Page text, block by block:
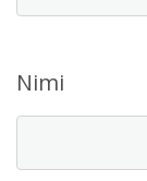
Nimi